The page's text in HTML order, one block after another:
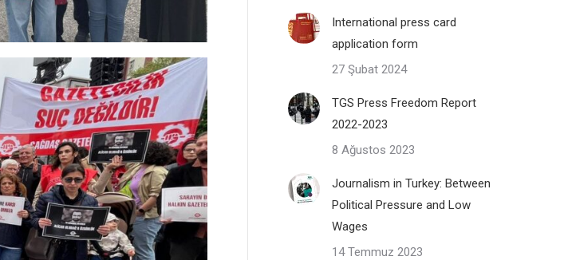
International press card
application form
27 Şubat 2024
TGS Press Freedom Report
2022-2023
8 Ağustos 2023
Journalism in Turkey: Between
Political Pressure and Low
Wages
14 Temmuz 2023